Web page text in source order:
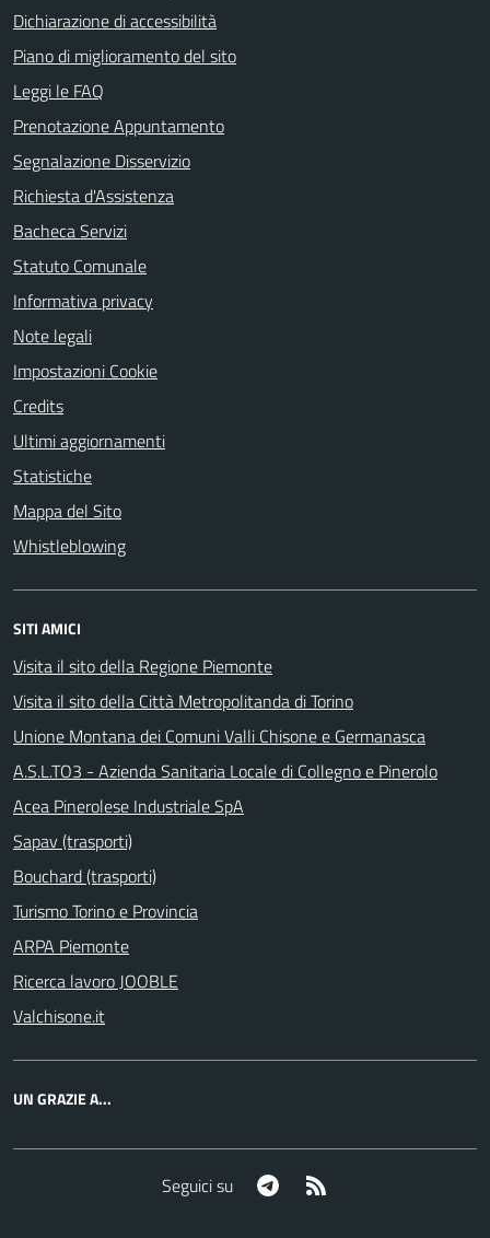
Dichiarazione di accessibilità
Piano di miglioramento del sito
Leggi le FAQ
Prenotazione Appuntamento
Segnalazione Disservizio
Richiesta d'Assistenza
Bacheca Servizi
Statuto Comunale
Informativa privacy
Note legali
Impostazioni Cookie
Credits
Ultimi aggiornamenti
Statistiche
Mappa del Sito
Whistleblowing
SITI AMICI
Visita il sito della Regione Piemonte
Visita il sito della Città Metropolitanda di Torino
Unione Montana dei Comuni Valli Chisone e Germanasca
A.S.L.TO3 - Azienda Sanitaria Locale di Collegno e Pinerolo
Acea Pinerolese Industriale SpA
Sapav (trasporti)
Bouchard (trasporti)
Turismo Torino e Provincia
ARPA Piemonte
Ricerca lavoro JOOBLE
Valchisone.it
UN GRAZIE A...
Seguici su Telegram